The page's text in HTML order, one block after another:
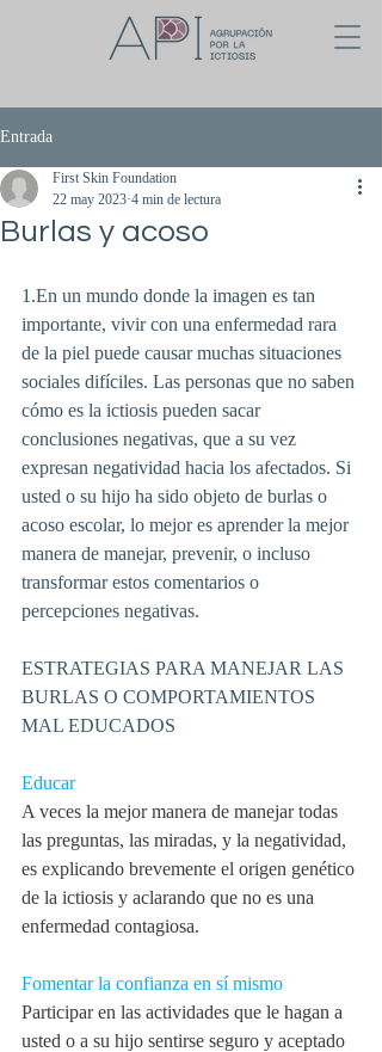
Entrada
Burlas y acoso
First Skin Foundation
22 may 2023 4 min de lectura
1.En un mundo donde la imagen es tan
importante, vivir con una enfermedad rara
de la piel puede causar muchas situaciones
sociales difíciles. Las personas que no saben
cómo es la ictiosis pueden sacar
conclusiones negativas, que a su vez
expresan negatividad hacia los afectados. Si
usted o su hijo ha sido objeto de burlas o
acoso escolar, lo mejor es aprender la mejor
manera de manejar, prevenir, o incluso
transformar estos comentarios o
percepciones negativas.
ESTRATEGIAS PARA MANEJAR LAS
BURLAS O COMPORTAMIENTOS
MAL EDUCADOS
Educar
A veces la mejor manera de manejar todas
las preguntas, las miradas, y la negatividad,
es explicando brevemente el origen genético
de la ictiosis y aclarando que no es una
enfermedad contagiosa.
Fomentar la confianza en sí mismo
Participar en las actividades que le hagan a
usted o a su hijo sentirse seguro y aceptado